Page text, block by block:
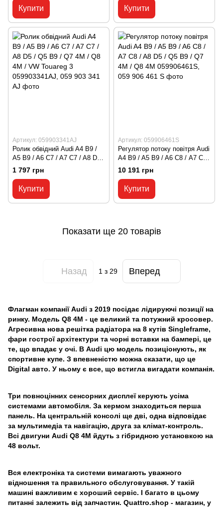
903 341 AB
Купити Купити
Артикул: 059903341AJ
Ролик обвідний Audi A4 B9 /
A5 B9 / A6 C7 / A7 C7 / A8 D5 /
Q5 B9 / Q7 4M / Q8 4M / VW
Touareg 3 059903341AJ, 059
903 341 AJ
1 797 грн
Купити
Артикул: 059906461S
Регулятор потоку повітря Audi
A4 B9 / A5 B9 / A6 С8 / A7 C8 /
A8 D5 / Q5 B9 / Q7 4M / Q8
4M 059906461S, 059 906 461 S
10 191 грн
Купити
Показати ще 20 товарів
Назад 1з 29 Вперед
Флагман компанії Audi з 2019 посідає лідируючі позиції на
ринку. Модель Q8 4M - це великий та потужний кросовер.
Агресивна нова решітка радіатора на 8 кутів Singleframe,
фари гострої архітектури та чорні вставки на бампері, це
те, що впадає у очі. В Audi цю модель позиціонують, як
спортивне купе. З впевненістю можна сказати, що це
Digital авто. У ньому є все, що встигла вигадати компанія.
Три повноцінних сенсорних дисплеї керують усіма
системами автомобіля. За кермом знаходиться перша
панель. На центральній консолі ще дві, одна відповідає
за мультимедіа та навігацію, друга за клімат-контроль.
Всі двигуни Audi Q8 4M йдуть з гібридною установкою на
48 вольт.
Вся електроніка та системи вимагають уважного
відношення та правильного обслуговування. У такій
машині важливим є хороший сервіс. І багато в цьому
питанні залежить від запчастин. Quattro.shop - магазин, у